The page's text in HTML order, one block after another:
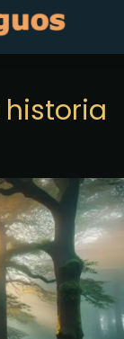
historia